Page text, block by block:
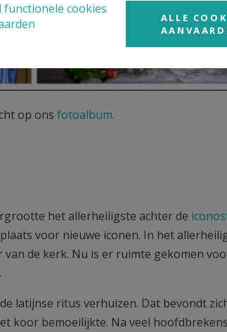
op ons fotoalbum.
het allerheiligste achter de
voor nieuwe iconen. In het
de kerk. Nu is er ruimte gekomen
latijnse ritus verhuizen. Dat bevondt
koor bemoeilijkte. Na veel
functionele cookies
ALLE